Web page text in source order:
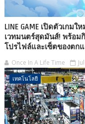
LINE GAME เปิดตัวเกม
เวทมนตร์สุดมันส์! พร้อม
โปรไฟล์และเซ็ตของตก
Once In A Life Time
เทคโนโลยี